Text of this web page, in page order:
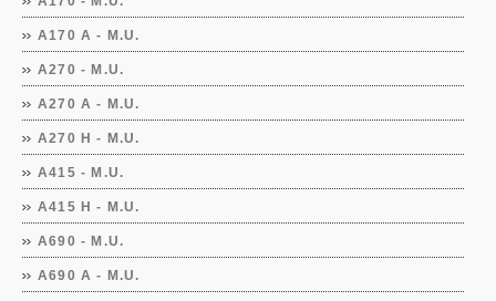
A170 A - M.U.
A270 - M.U.
A270 A - M.U.
A270 H - M.U.
A415 - M.U.
A415 H - M.U.
A690 - M.U.
A690 A - M.U.